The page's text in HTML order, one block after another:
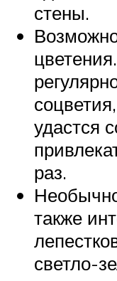
стены.
удастся
раз.
также
светло-